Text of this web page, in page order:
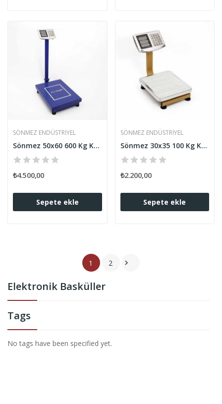
Elektronik Basküller
Tags
No tags have been specified yet.
SÖNMEZ ENDÜSTRIYEL
Sönmez 50x60 600 Kg Kapasiteli Elektronik Baskül
₺4.500,00
Sepete ekle
SÖNMEZ ENDÜSTRIYEL
Sönmez 30x35 100 Kg Kapasiteli Elektronik Baskül
₺2.200,00
Sepete ekle
1 2 